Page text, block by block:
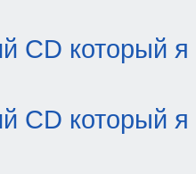
CD который я
CD который я